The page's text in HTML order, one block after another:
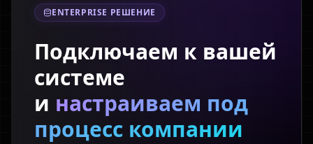
ENTERPRISE РЕШЕНИЕ
Подключаем к вашей
системе
и настраиваем под
процесс компании